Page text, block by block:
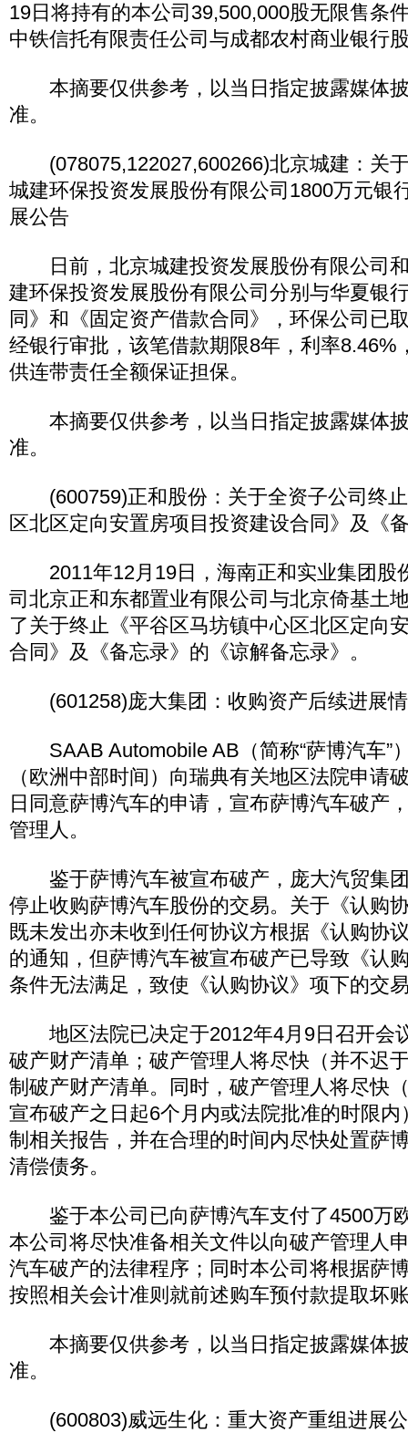
19日将持有的本公司39,500,000股无限售条
中铁信托有限责任公司与成都农村商业银行
本摘要仅供参考，以当日指定披露媒体
准。
(078075,122027,600266)北京城建：关
城建环保投资发展股份有限公司1800万元银
展公告
日前，北京城建投资发展股份有限公司
建环保投资发展股份有限公司分别与华夏银
同》和《固定资产借款合同》，环保公司已
经银行审批，该笔借款期限8年，利率8.46%
供连带责任全额保证担保。
本摘要仅供参考，以当日指定披露媒体
准。
(600759)正和股份：关于全资子公司终止
区北区定向安置房项目投资建设合同》及《
2011年12月19日，海南正和实业集团股
司北京正和东都置业有限公司与北京倚基土
了关于终止《平谷区马坊镇中心区北区定向
合同》及《备忘录》的《谅解备忘录》。
(601258)庞大集团：收购资产后续进展
SAAB Automobile AB（简称“萨博汽车”
（欧洲中部时间）向瑞典有关地区法院申请
日同意萨博汽车的申请，宣布萨博汽车破产
管理人。
鉴于萨博汽车被宣布破产，庞大汽贸集
停止收购萨博汽车股份的交易。关于《认购
既未发出亦未收到任何协议方根据《认购协
的通知，但萨博汽车被宣布破产已导致《认
条件无法满足，致使《认购协议》项下的交
地区法院已决定于2012年4月9日召开会
破产财产清单；破产管理人将尽快（并不迟
制破产财产清单。同时，破产管理人将尽快
宣布破产之日起6个月内或法院批准的时限
制相关报告，并在合理的时间内尽快处置萨
清偿债务。
鉴于本公司已向萨博汽车支付了4500万
本公司将尽快准备相关文件以向破产管理人
汽车破产的法律程序；同时本公司将根据萨
按照相关会计准则就前述购车预付款提取坏
本摘要仅供参考，以当日指定披露媒体
准。
(600803)威远生化：重大资产重组进展